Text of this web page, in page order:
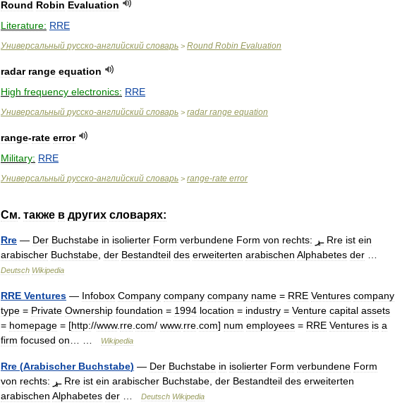
Round Robin Evaluation
Literature: RRE
Универсальный русско-английский словарь > Round Robin Evaluation
radar range equation
High frequency electronics: RRE
Универсальный русско-английский словарь > radar range equation
range-rate error
Military: RRE
Универсальный русско-английский словарь > range-rate error
См. также в других словарях:
Rre — Der Buchstabe in isolierter Form verbundene Form von rechts: ـړ Rre ist ein
arabischer Buchstabe der Bestandteil des erweiterten arabischen Alphabetes der
Deutsch Wikipedia
RRE Ventures — Infobox Company company company name = RRE Ventures company
type = Private Ownership foundation = 1994 location = industry = Venture capital assets
= homepage = [http://www. rre com/ www. rre com] num employees = RRE Ventures is a
firm focused on Wikipedia
Rre (Arabischer Buchstabe) — Der Buchstabe in isolierter Form verbundene Form
von rechts: ـړ Rre ist ein arabischer Buchstabe der Bestandteil des erweiterten
arabischen Alphabetes der Deutsch Wikipedia